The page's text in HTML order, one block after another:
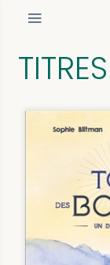
TITRES